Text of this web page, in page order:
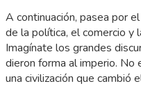
A continuación, pasea por
de la política, el comercio y
Imagínate los grandes
dieron forma al imperio. No
una civilización que cambió